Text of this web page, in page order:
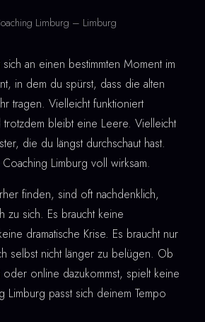
Limburg – Limburg
an einen bestimmten Moment im
in dem du spürst, dass die alten
tragen. Vielleicht funktioniert
trotzdem bleibt eine Leere. Vielleicht
die du längst durchschaut hast.
Limburg voll wirksam.
finden, sind oft nachdenklich,
zu sich. Es braucht keine
dramatische Krise. Es braucht nur
selbst nicht länger zu belügen. Ob
online dazukommst, spielt keine
Limburg passt sich deinem Tempo